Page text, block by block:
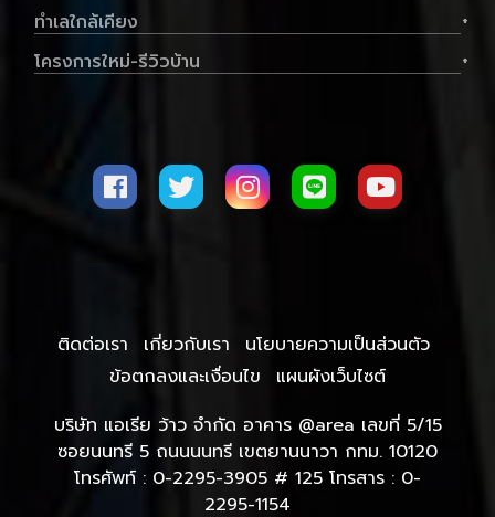
ทำเลใกล้เคียง +
โครงการใหม่-รีวิวบ้าน +
ติดต่อเรา เกี่ยวกับเรา
นโยบายความเป็นส่วนตัว
ข้อตกลงและเงื่อนไข
แผนผังเว็บไซต์
บริษัท แอเรีย ว้าว จำกัด อาคาร @area เลขที่ 5/15
ซอยนนทรี 5 ถนนนนทรี เขตยานนาวา กทม. 10120
โทรศัพท์ : 0-2295-3905 # 125 โทรสาร : 0-
2295-1154